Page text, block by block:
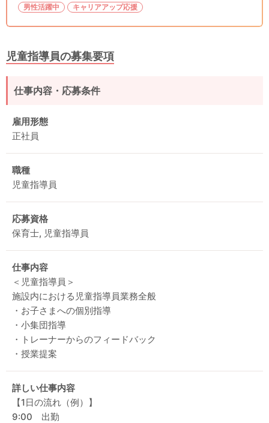
男性活躍中
キャリアアップ応援
児童指導員の募集要項
仕事内容・応募条件
雇用形態
正社員
職種
児童指導員
応募資格
保育士, 児童指導員
仕事内容
＜児童指導員＞
施設内における児童指導員業務全般
・お子さまへの個別指導
・小集団指導
・トレーナーからのフィードバック
・授業提案
詳しい仕事内容
【1日の流れ（例）】
9:00 出勤